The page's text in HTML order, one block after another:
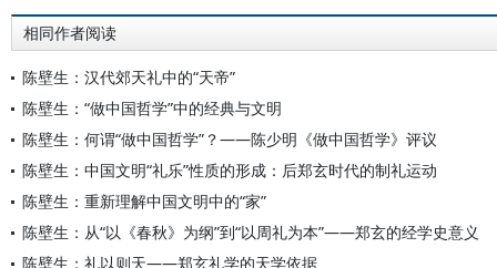
相同作者阅读
陈壁生：汉代郊天礼中的“天帝”
陈壁生：“做中国哲学”中的经典与文明
陈壁生：何谓“做中国哲学”？——陈少明《做中国哲学》评议
陈壁生：中国文明“礼乐”性质的形成：后郑玄时代的制礼运动
陈壁生：重新理解中国文明中的“家”
陈壁生：从“以《春秋》为纲”到“以周礼为本”——郑玄的经学史意义
陈壁生：礼以则天——郑玄礼学的天学依据